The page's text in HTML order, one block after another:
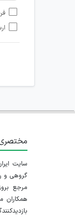
مختصری
گروهی و
مرجع
همکاران